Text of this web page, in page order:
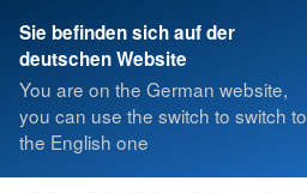
Sie befinden sich auf der
deutschen Website
You are on the German website,
you can use the switch to switch to
the English one